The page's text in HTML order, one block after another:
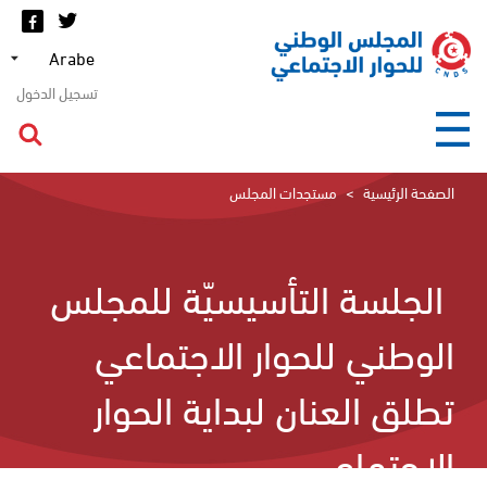
المحتوى
الرئيسي
Select
your
language
تسجيل الدخول
الصفحة الرئيسية مستجدات المجلس
الجلسة التأسيسيّة للمجلس
الوطني للحوار الاجتماعي
تطلق العنان لبداية الحوار
الاجتماعي